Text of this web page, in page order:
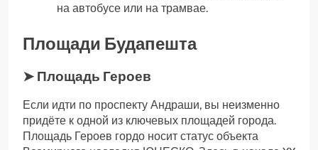
на автобусе или на трамвае.
Площади Будапешта
➤ Площадь Героев
Если идти по проспекту Андраши, вы неизменно
придёте к одной из ключевых площадей города.
Площадь Героев гордо носит статус объекта